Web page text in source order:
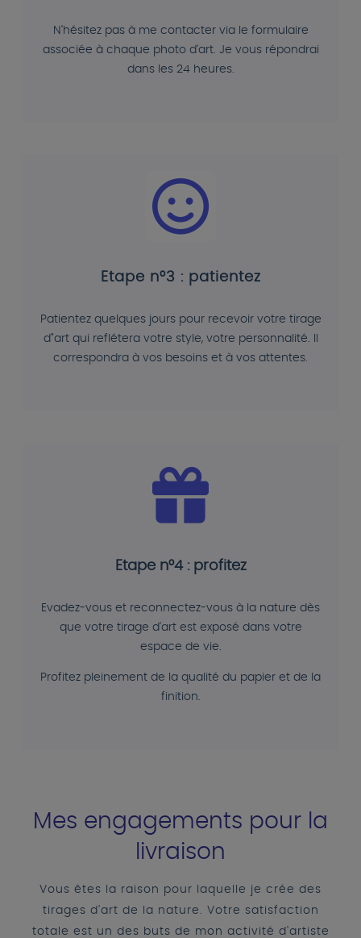
N'hésitez pas à me contacter via le formulaire
associée à chaque photo d'art. Je vous répondrai
dans les 24 heures.
Etape n°3 : patientez
Patientez quelques jours pour recevoir votre tirage
d"art qui reflétera votre style, votre personnalité. Il
correspondra à vos besoins et à vos attentes.
Etape n°4 : profitez
Evadez-vous et reconnectez-vous à la nature dès
que votre tirage d'art est exposé dans votre
espace de vie.
Profitez pleinement de la qualité du papier et de la
finition.
Mes engagements pour la
livraison
Vous êtes la raison pour laquelle je crée des
tirages d'art de la nature. Votre satisfaction
totale est un des buts de mon activité d'artiste